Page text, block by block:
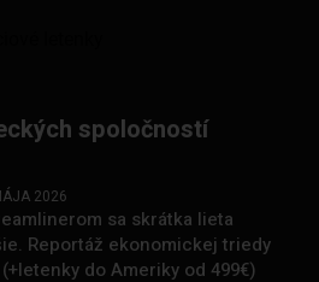
spoločností
2026
sa skrátka lieta
Reportáž ekonomickej triedy
(+letenky do Ameriky od 499€)